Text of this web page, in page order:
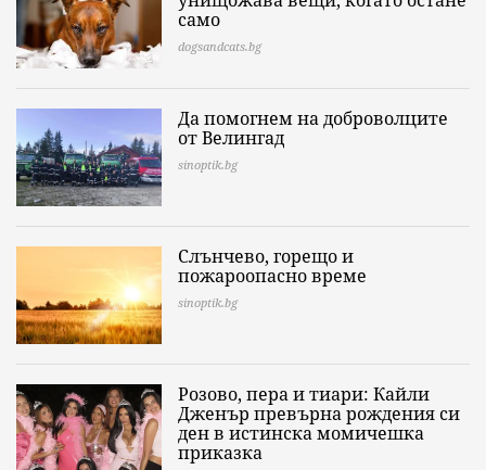
само
dogsandcats.bg
Да помогнем на доброволците
от Велингад
sinoptik.bg
Слънчево, горещо и
пожароопасно време
sinoptik.bg
Розово, пера и тиари: Кайли
Дженър превърна рождения си
ден в истинска момичешка
приказка